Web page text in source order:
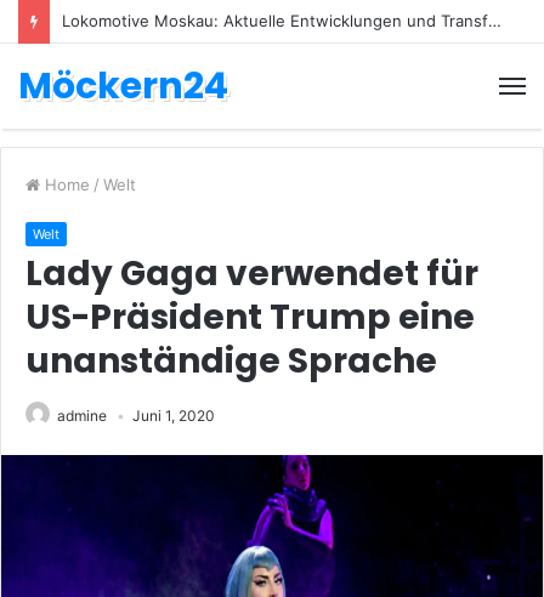
Lokomotive Moskau: Aktuelle Entwicklungen und Transfers
Möckern24
Home / Welt
Welt
Lady Gaga verwendet für
US-Präsident Trump eine
unanständige Sprache
admine Juni 1, 2020